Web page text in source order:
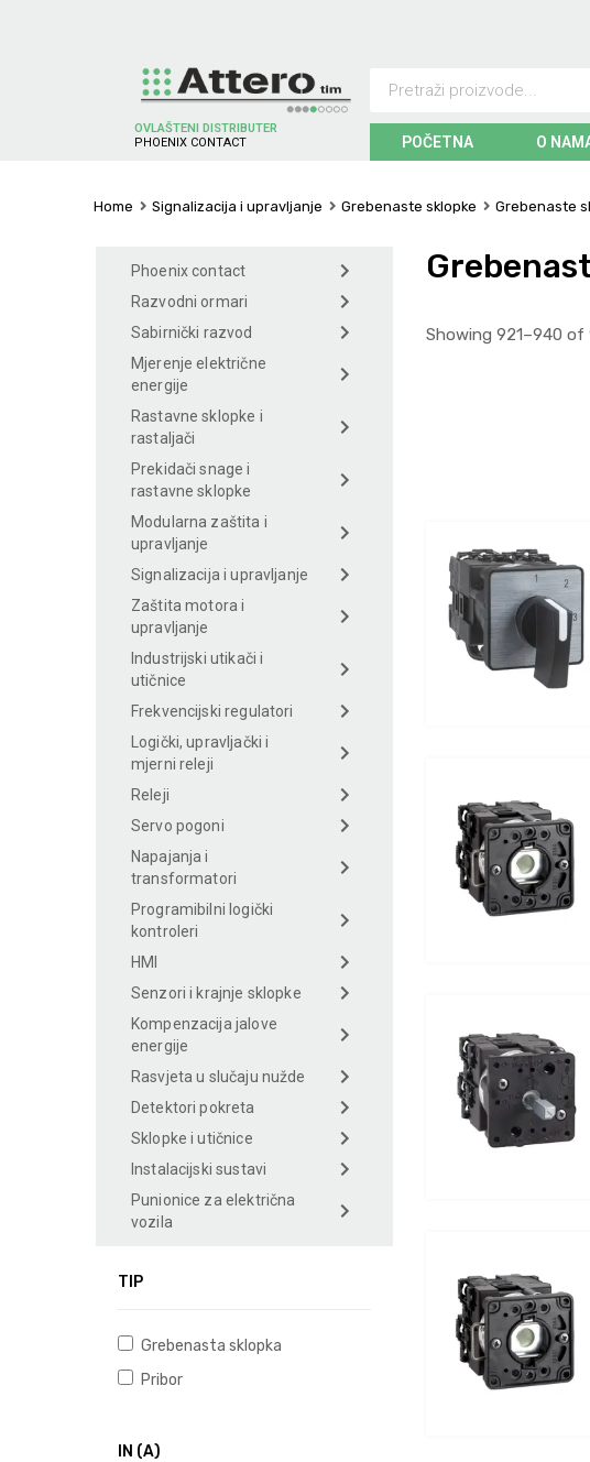
OVLAŠTENI DISTRIBUTER
P H O EN X CO NTACT POČETNA O
Home Signalizacija i upravljanje Grebenaste sklopke Grebenaste
Showing 921–940 of
Phoenix contact
Razvodni ormari
Sabirnički razvod
Mjerenje električne
energije
Rastavne sklopke i
rastaljači
Prekidači snage i
rastavne sklopke
Modularna zaštita i
upravljanje
Signalizacija i upravljanje
Zaštita motora i
upravljanje
Industrijski utikači i
utičnice
Frekvencijski regulatori
Logički, upravljački i
mjerni releji
Releji
Servo pogoni
Napajanja i
transformatori
Programibilni logički
kontroleri
HMI
Senzori i krajnje sklopke
Kompenzacija jalove
energije
Rasvjeta u slučaju nužde
Detektori pokreta
Sklopke i utičnice
Instalacijski sustavi
Punionice za električna
vozila
TIP
Grebenasta sklopka
Pribor
IN (A)